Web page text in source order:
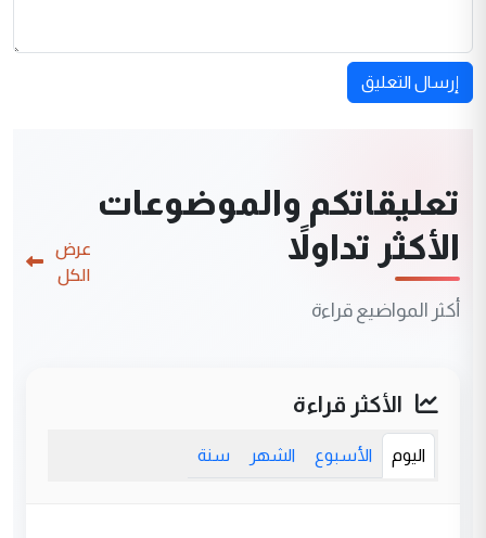
إرسال التعليق
تعليقاتكم والموضوعات
الأكثر تداولاً
أكثر المواضيع قراءة
عرض
الكل
الأكثر قراءة
اليوم الأسبوع الشهر سنة